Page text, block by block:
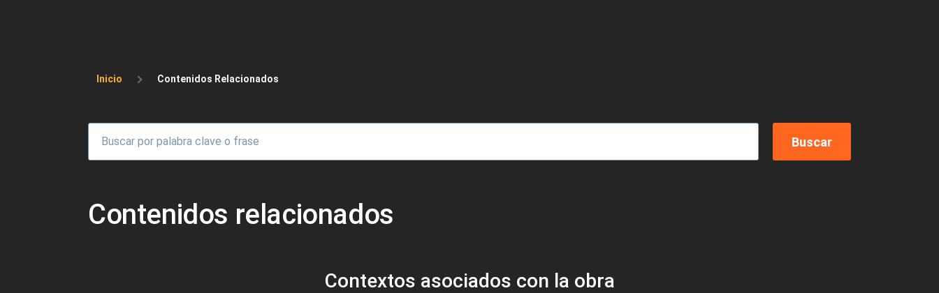
Sobrescribir enlaces de ayuda a la navegación
Inicio Contenidos Relacionados
Contenidos relacionados
Contextos asociados con la obra